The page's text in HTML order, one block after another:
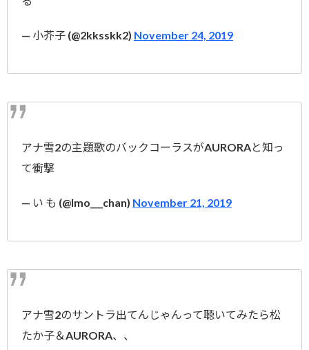
— 小芥子 (@2kksskk2) November 24, 2019
アナ雪2の主題歌のバックコーラスがAURORAと知っ
て衝撃
— い も (@Imo___chan) November 21, 2019
アナ雪2のサントラ出てんじゃんって聴いてみたら松
たか子＆AURORA、、